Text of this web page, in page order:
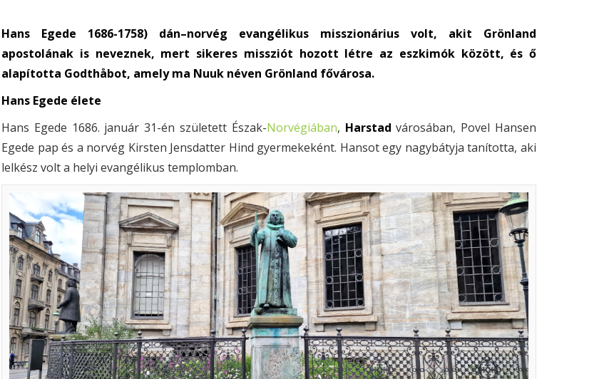
Hans Egede 1686-1758) dán–norvég evangélikus misszionárius volt, akit Grönland
apostolának is neveznek, mert sikeres missziót hozott létre az eszkimók között, és ő
alapította Godthåbot, amely ma Nuuk néven Grönland fővárosa.
Hans Egede élete
Hans Egede 1686. január 31-én született Észak-Norvégiában, Harstad városában, Povel Hansen
Egede pap és a norvég Kirsten Jensdatter Hind gyermekeként. Hansot egy nagybátyja tanította, aki
lelkész volt a helyi evangélikus templomban.